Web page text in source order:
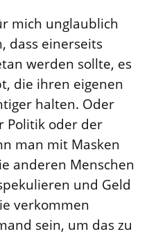
mich unglaublich
dass einerseits
werden sollte, es
die ihren eigenen
halten. Oder
Politik oder der
man mit Masken
anderen Menschen
und Geld
verkommen
sein, um das zu